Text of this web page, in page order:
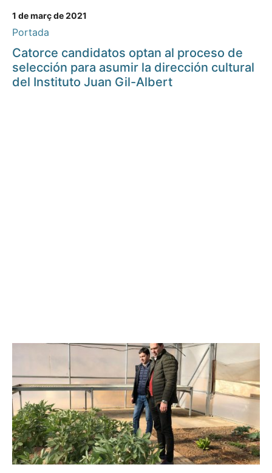
1 de març de 2021
Portada
Catorce candidatos optan al proceso de
selección para asumir la dirección cultural
del Instituto Juan Gil-Albert